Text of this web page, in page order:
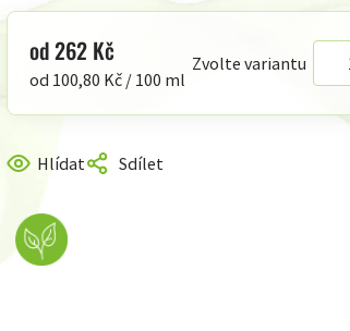
Hlídat Sdílet
od262 Kč
Měrná
od 100,80 Kč / 100 ml
Zvolte variantu